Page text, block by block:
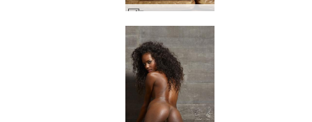
Валери дупе и афро #48